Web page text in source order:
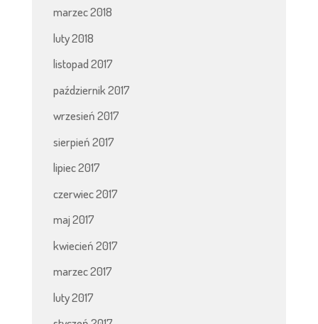
marzec 2018
luty 2018
listopad 2017
październik 2017
wrzesień 2017
sierpień 2017
lipiec 2017
czerwiec 2017
maj 2017
kwiecień 2017
marzec 2017
luty 2017